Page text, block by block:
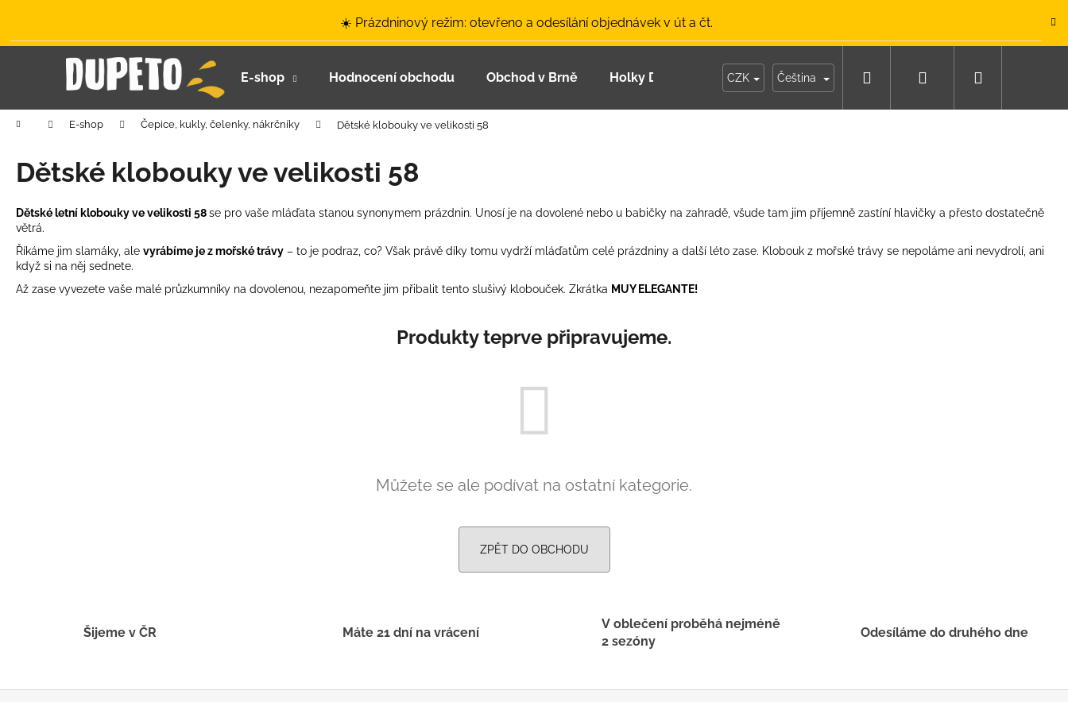
☀️ Prázdninový režim: otevřeno a odesílání objednávek v út a čt.
E-shop Hodnocení obchodu Obchod v Brně Holky Dupeťačky Moje objednávka
CZK Čeština Hledat Přihlášení
Domů E-shop Čepice, kukly, čelenky, nákrčníky Dětské klobouky ve velikosti 58
Dětské klobouky ve velikosti 58
Dětské letní klobouky ve velikosti 58se pro vaše mláďata stanou synonymem prázdnin. Unosí je na dovolené nebo u babičky na zahradě, všude tam jim příjemně zastíní hlavičky a přesto dostatečně
větrá.
Říkáme jim slamáky, ale vyrábíme je z mořské trávy – to je podraz, co? Však právě díky tomu vydrží mláďatům celé prázdniny a další léto zase. Klobouk z mořské trávy se nepoláme ani nevydrolí, ani
když si na něj sednete.
Až zase vyvezete vaše malé průzkumníky na dovolenou, nezapomeňte jim přibalit tento slušivý klobouček. Zkrátka MUY ELEGANTE!
Produkty teprve připravujeme.
Můžete se ale podívat na ostatní kategorie.
ZPĚT DO OBCHODU
Šijeme v ČR Máte 21 dní na vrácení
V oblečení proběhá nejméně
2 sezóny
Odesíláme do druhého dne
š
Zpět
obchodu
Zpět
obchodu
Co potřebujete najít?
Doporučujeme
LETNÍ ČEPICE UV 30 SVĚTLE MODRÁ
BAMBUSOVÉ TRIKO NÁMOŘNICKÉ